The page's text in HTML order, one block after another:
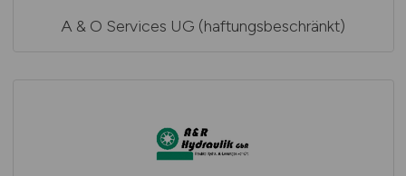
A & O Services UG (haftungsbeschränkt)